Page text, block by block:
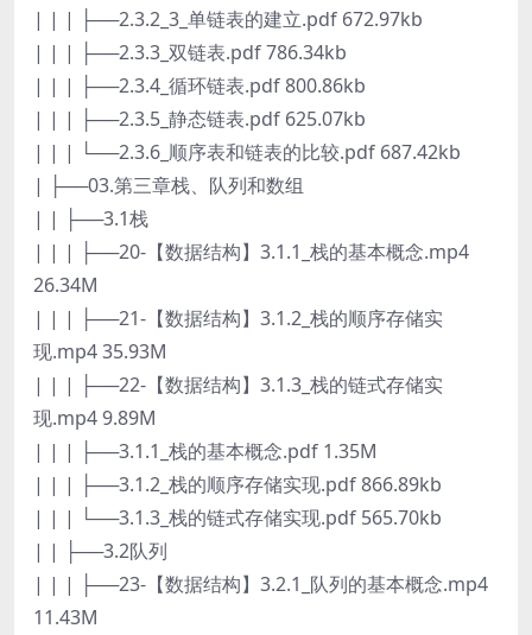
| | | ├──2.3.2_3_单链表的建立.pdf 672.97kb
| | | ├──2.3.3_双链表.pdf 786.34kb
| | | ├──2.3.4_循环链表.pdf 800.86kb
| | | ├──2.3.5_静态链表.pdf 625.07kb
| | | └──2.3.6_顺序表和链表的比较.pdf 687.42kb
| ├──03.第三章栈、队列和数组
| | ├──3.1栈
| | | ├──20-【数据结构】3.1.1_栈的基本概念.mp4
26.34M
| | | ├──21-【数据结构】3.1.2_栈的顺序存储实
现.mp4 35.93M
| | | ├──22-【数据结构】3.1.3_栈的链式存储实
现.mp4 9.89M
| | | ├──3.1.1_栈的基本概念.pdf 1.35M
| | | ├──3.1.2_栈的顺序存储实现.pdf 866.89kb
| | | └──3.1.3_栈的链式存储实现.pdf 565.70kb
| | ├──3.2队列
| | | ├──23-【数据结构】3.2.1_队列的基本概念.mp4
11.43M